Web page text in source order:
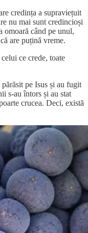
credința a supraviețuit
nu mai sunt credincioși
omoară când pe unul,
are puțină vreme.
ce crede, toate
pe Isus și au fugit
s-au întors și au stat
crucea. Deci, există